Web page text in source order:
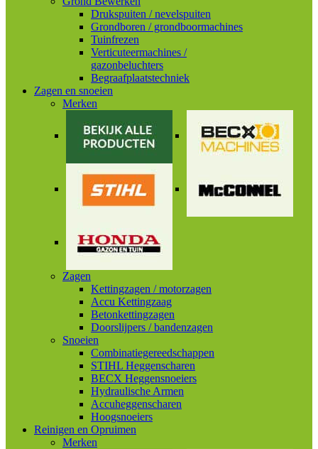
Drukspuiten / nevelspuiten
Grondboren / grondboormachines
Tuinfrezen
Verticuteermachines /
gazonbeluchters
Begraafplaatstechniek
Zagen en snoeien
Merken
Zagen
Kettingzagen / motorzagen
Accu Kettingzaag
Betonkettingzagen
Doorslijpers / bandenzagen
Snoeien
Combinatiegereedschappen
STIHL Heggenscharen
BECX Heggensnoeiers
Hydraulische Armen
Accuheggenscharen
Hoogsnoeiers
Reinigen en Opruimen
Merken